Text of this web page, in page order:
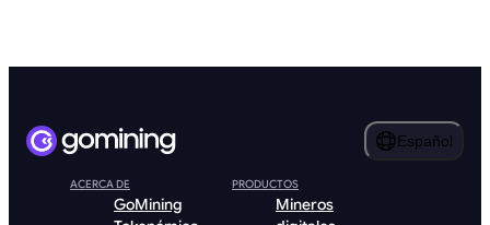
Español
ACERCA DE
GoMining
PRODUCTOS
Mineros